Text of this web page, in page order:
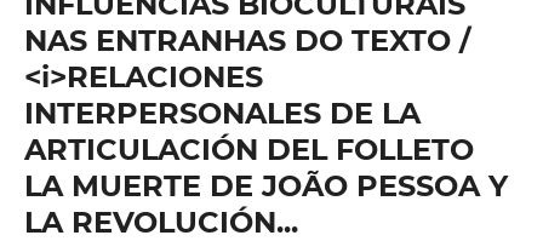
NAS ENTRANHAS DO TEXTO /
<i>RELACIONES
INTERPERSONALES DE LA
ARTICULACIÓN DEL FOLLETO
LA MUERTE DE JOÃO PESSOA Y
LA REVOLUCIÓN...